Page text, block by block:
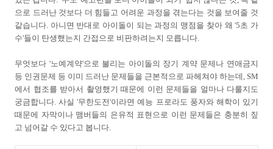
으로 드러난 것보다 더 힘들고 어려운 과정을 겪는다는 것을 보여줄 것
같습니다. 아니면 반대로 아이돌이 되는 과정의 맹점을 찾아 왜 '5초 가
수'들이 탄생했는지 간접으로 비판하려는지 모릅니다.
무엇보다 '노예계약'으로 불리는 아이돌의 장기 계약 문제나 연애금지
등 인권문제 등 이미 드러난 문제들을 근본적으로 파헤쳐야 하는데, SM
에서 협조를 받아서 촬영했기 때문에 이런 문제들을 얼마나 다룰지도
궁금합니다. 사실 '무한도전'이라면 예능 프로라도 풍자와 해학이 있기
때문에 자막이나 맴버들의 은유적 표현으로 이런 문제들은 충분히 짚
고 넘어갈 수 있다고 봅니다.